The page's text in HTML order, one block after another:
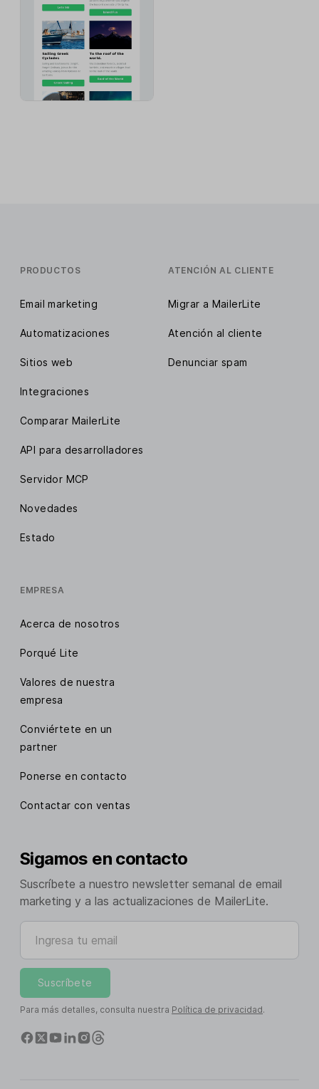
PRODUCTOS
Email marketing
Automatizaciones
Sitios web
Integraciones
Comparar MailerLite
API para desarrolladores
Servidor MCP
Novedades
Estado
ATENCIÓN AL CLIENTE
Migrar a MailerLite
Atención al cliente
Denunciar spam
EMPRESA
Acerca de nosotros
Porqué Lite
Valores de nuestra
empresa
Conviértete en un
partner
Ponerse en contacto
Contactar con ventas
Sigamos en contacto
Suscríbete a nuestro newsletter semanal de email
marketing y a las actualizaciones de MailerLite.
Ingresa tu email
Suscríbete
Para más detalles, consulta nuestra Política de privacidad.